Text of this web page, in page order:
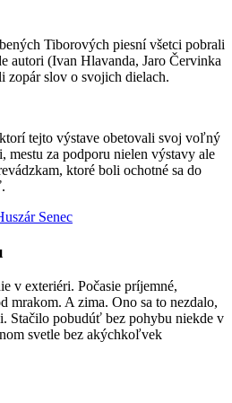
Tiborových piesní všetci pobrali
autori (Ivan Hlavanda, Jaro Červinka
zopár slov o svojich dielach.
tejto výstave obetovali svoj voľný
mestu za podporu nielen výstavy ale
ktoré boli ochotné sa do
v exteriéri. Počasie príjemné,
mrakom. A zima. Ono sa to nezdalo,
Stačilo pobudúť bez pohybu niekde v
svetle bez akýchkoľvek